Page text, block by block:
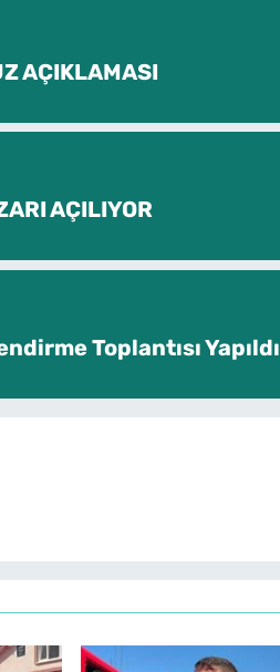
AÇIKLAMASI
AÇILIYOR
Toplantısı Yapıldı